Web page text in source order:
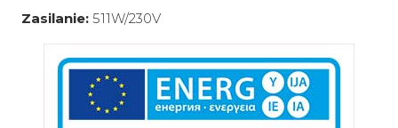
Zasilanie: 511W/230V